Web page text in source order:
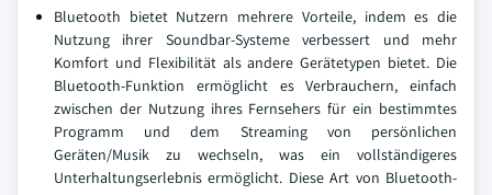
Bluetooth bietet Nutzern mehrere Vorteile, indem es die
Nutzung ihrer Soundbar-Systeme verbessert und mehr
Komfort und Flexibilität als andere Gerätetypen bietet. Die
Bluetooth-Funktion ermöglicht es Verbrauchern, einfach
zwischen der Nutzung ihres Fernsehers für ein bestimmtes
Programm und dem Streaming von persönlichen
Geräten/Musik zu wechseln, was ein vollständigeres
Unterhaltungserlebnis ermöglicht. Diese Art von Bluetooth-